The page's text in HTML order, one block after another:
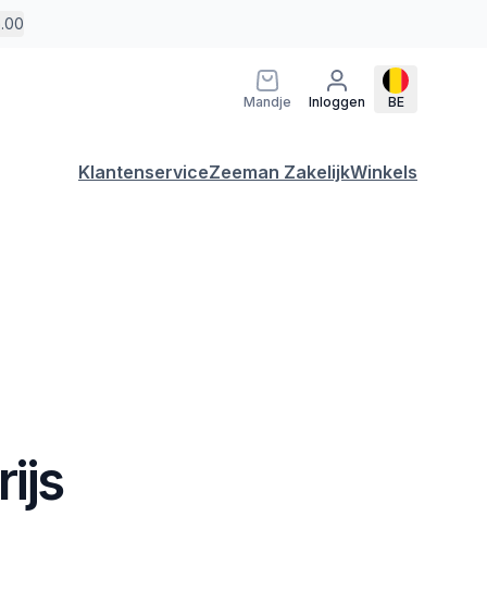
Mandje Inloggen BE
KlantenserviceZeeman ZakelijkWinkels